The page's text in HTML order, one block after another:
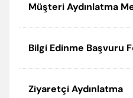
Müşteri Aydınlatma
Bilgi Edinme Başvuru
Ziyaretçi Aydınlatma